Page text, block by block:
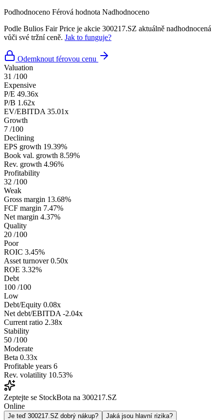
Podhodnoceno Férová hodnota Nadhodnoceno
Podle Bulios Fair Price je akcie 300217.SZ aktuálně nadhodnocená
vůči své tržní ceně. Jak to funguje?
Odemknout férovou cenu
Valuation
31 /100
Expensive
P/E 49.36x
P/B 1.62x
EV/EBITDA 35.01x
Growth
7 /100
Declining
EPS growth 19.39%
Book val. growth 8.59%
Rev. growth 4.96%
Profitability
32 /100
Weak
Gross margin 13.68%
FCF margin 7.47%
Net margin 4.37%
Quality
20 /100
Poor
ROIC 3.45%
Asset turnover 0.50x
ROE 3.32%
Debt
100 /100
Low
Debt/Equity 0.08x
Net debt/EBITDA -2.04x
Current ratio 2.38x
Stability
50 /100
Moderate
Beta 0.33x
Profitable years 6
Rev. volatility 10.53%
Zeptejte se StockBota na 300217.SZ
Online
Je teď 300217.SZ dobrý nákup?
Jaká jsou hlavní rizika?